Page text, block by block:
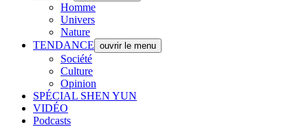
Homme
Univers
Nature
TENDANCE ouvrir le menu
Société
Culture
Opinion
SPÉCIAL SHEN YUN
VIDÉO
Podcasts